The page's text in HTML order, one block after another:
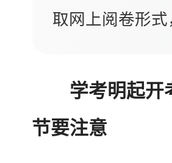
取网上阅卷形式
学考明起开
节要注意